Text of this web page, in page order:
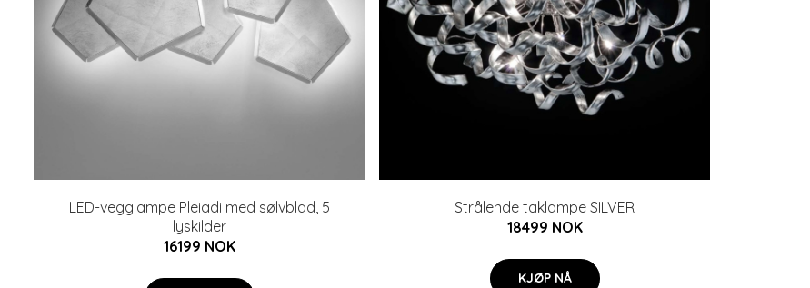
LED-vegglampe Pleiadi med sølvblad, 5
lyskilder
16199 NOK
Strålende taklampe SILVER
18499 NOK
KJØP NÅ